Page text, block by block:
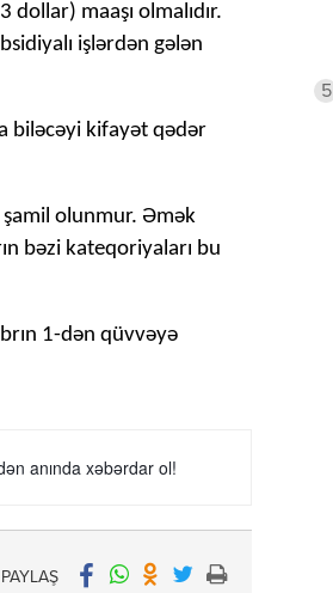
dollar) maaşı olmalıdır.
işlərdən gələn
biləcəyi kifayət qədər
şamil olunmur. Əmək
bəzi kateqoriyaları bu
1-dən qüvvəyə
anında xəbərdar ol!
PAYLAŞ
5